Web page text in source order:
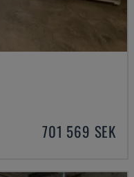
701 569 SEK